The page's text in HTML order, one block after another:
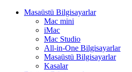
Masaüstü Bilgisayarlar
Mac mini
iMac
Mac Studio
All-in-One Bilgisayarlar
Masaüstü Bilgisayarlar
Kasalar